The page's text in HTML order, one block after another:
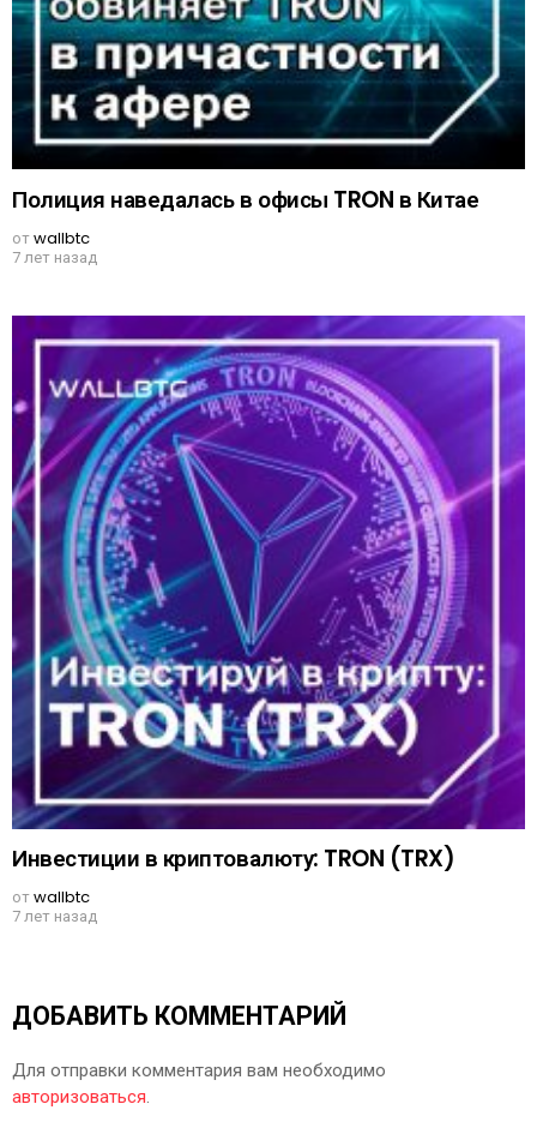
Полиция наведалась в офисы TRON в Китае
отwallbtc
7 лет назад
Инвестиции в криптовалюту: TRON (TRX)
отwallbtc
7 лет назад
ДОБАВИТЬ КОММЕНТАРИЙ
Для отправки комментария вам необходимо
авторизоваться.